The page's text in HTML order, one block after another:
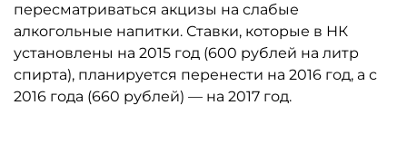
пересматриваться акцизы на слабые
алкогольные напитки. Ставки, которые в НК
установлены на 2015 год (600 рублей на литр
спирта), планируется перенести на 2016 год, а с
2016 года (660 рублей) — на 2017 год.